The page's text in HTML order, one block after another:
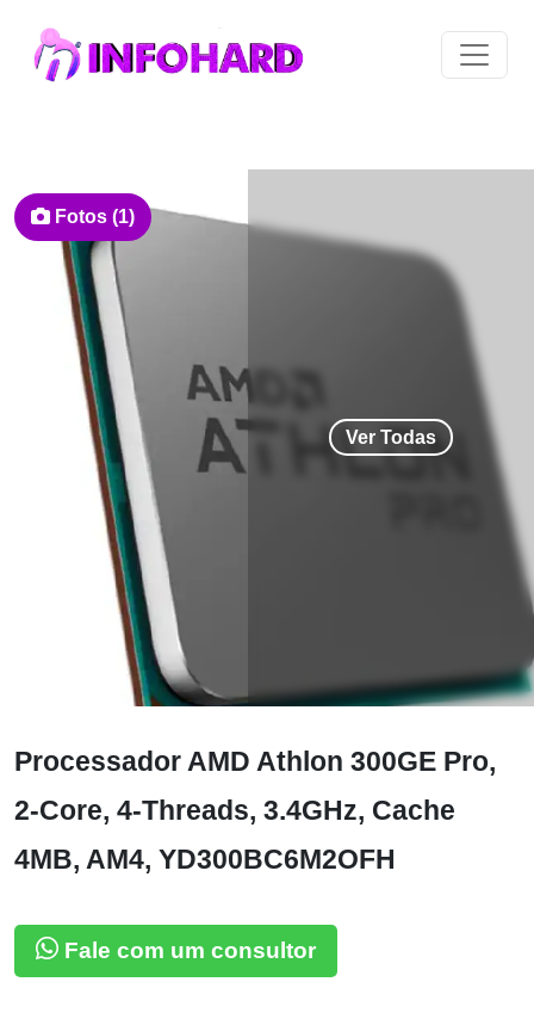
Fotos (1)
Ver Todas
Processador AMD Athlon 300GE Pro,
2-Core, 4-Threads, 3.4GHz, Cache
4MB, AM4, YD300BC6M2OFH
Fale com um consultor